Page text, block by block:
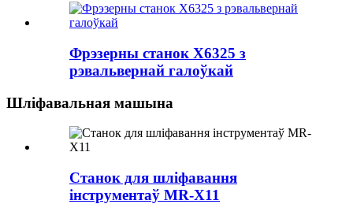
Фрэзерны станок X6325 з
рэвальвернай галоўкай
Шліфавальная машына
Станок для шліфавання
інструментаў MR-X11